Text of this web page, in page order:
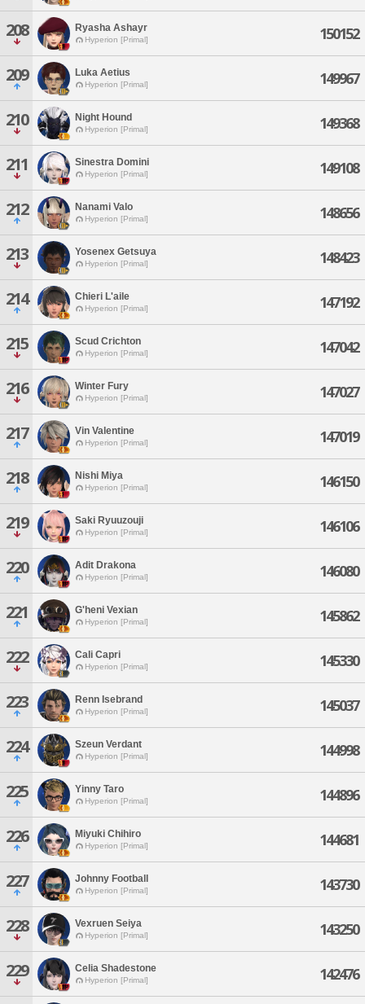
208 Ryasha Ashayr
Hyperion [Primal] 150152
209 Luka Aetius
Hyperion [Primal] 149967
210 Night Hound
Hyperion [Primal] 149368
211 Sinestra Domini
Hyperion [Primal] 149108
212 Nanami Valo
Hyperion [Primal] 148656
213 Yosenex Getsuya
Hyperion [Primal] 148423
214 Chieri L'aile
Hyperion [Primal] 147192
215 Scud Crichton
Hyperion [Primal] 147042
216 Winter Fury
Hyperion [Primal] 147027
217 Vin Valentine
Hyperion [Primal] 147019
218 Nishi Miya
Hyperion [Primal] 146150
219 Saki Ryuuzouji
Hyperion [Primal] 146106
220 Adit Drakona
Hyperion [Primal] 146080
221 G'heni Vexian
Hyperion [Primal] 145862
222 Cali Capri
Hyperion [Primal] 145330
223 Renn Isebrand
Hyperion [Primal] 145037
224 Szeun Verdant
Hyperion [Primal] 144998
225 Yinny Taro
Hyperion [Primal] 144896
226 Miyuki Chihiro
Hyperion [Primal] 144681
227 Johnny Football
Hyperion [Primal] 143730
228 Vexruen Seiya
Hyperion [Primal] 143250
229 Celia Shadestone
Hyperion [Primal] 142476